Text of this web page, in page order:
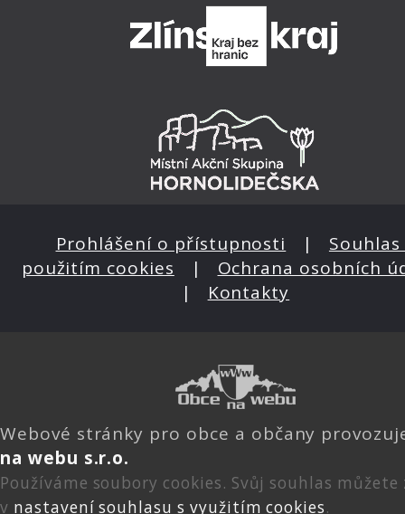
Prohlášení o přístupnosti | Souhlas
použitím cookies | Ochrana osobních
| Kontakty
Webové stránky pro obce a občany
na webu s.r.o.
Používáme soubory cookies. Svůj souhlas
v nastavení souhlasu s využitím cookies.